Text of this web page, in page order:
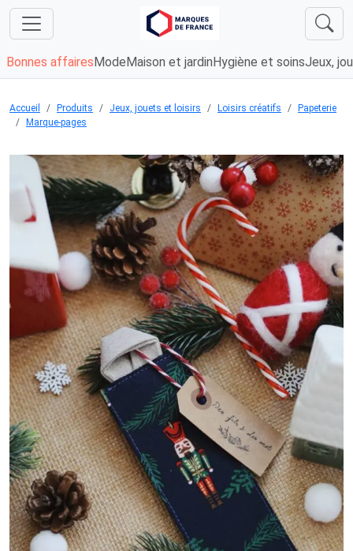
Bonnes affaires Mode Maison et jardin Hygiène et soinsJeux,
Accueil Produits Jeux, jouets et loisirs Loisirs créatifs
Papeterie
Marque-pages